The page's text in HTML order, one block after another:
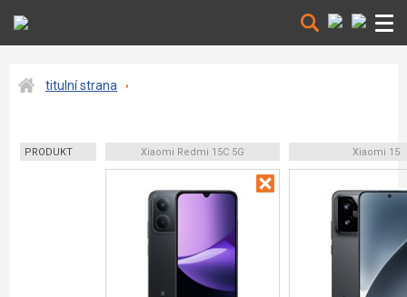
titulní strana
PRODUKT Xiaomi Redmi 15C 5G Xiaomi 15